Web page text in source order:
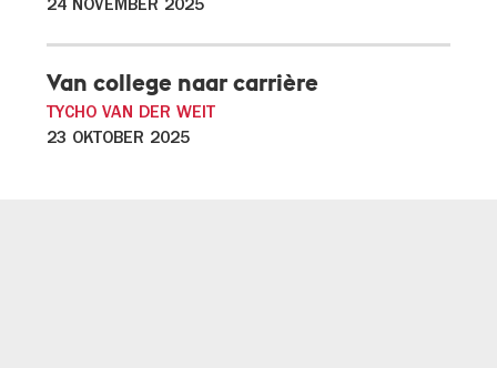
24 NOVEMBER 2025
Van college naar carrière
TYCHO VAN DER WEIT
23 OKTOBER 2025